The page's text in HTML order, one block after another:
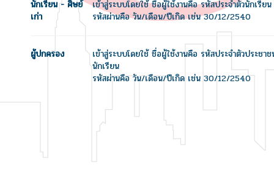
นักเรียน - ศิษย์
เก่า
เข้าสู่ระบบโดยใช้ ชื่อผู้ใช้งานคือ รหัสประจำตัวนักเรียน
รหัสผ่านคือ วัน/เดือน/ปีเกิด เช่น 30/12/2540
ผู้ปกครอง
เข้าสู่ระบบโดยใช้ ชื่อผู้ใช้งานคือ รหัสประจำตัวประชา
นักเรียน
รหัสผ่านคือ วัน/เดือน/ปีเกิด เช่น 30/12/2540